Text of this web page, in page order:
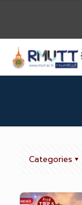
Categories